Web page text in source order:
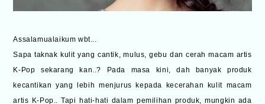
Assalamualaikum wbt...
Sapa taknak kulit yang cantik, mulus, gebu dan cerah macam artis
K-Pop sekarang kan..? Pada masa kini, dah banyak produk
kecantikan yang lebih menjurus kepada kecerahan kulit macam
artis K-Pop.. Tapi hati-hati dalam pemilihan produk, mungkin ada